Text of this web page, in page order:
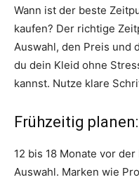
Wann ist der beste
kaufen? Der richtige
Auswahl, den Preis und
du dein Kleid ohne
kannst. Nutze klare
Frühzeitig
12 bis 18 Monate vor
Auswahl. Marken wie